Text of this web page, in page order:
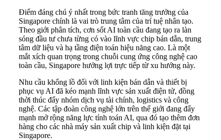
Điểm đáng chú ý nhất trong bức tranh tăng trưởng của
Singapore chính là vai trò trung tâm của trí tuệ nhân tạo.
Theo giới phân tích, cơn sốt AI toàn cầu đang tạo ra làn
sóng đầu tư chưa từng có vào lĩnh vực chip bán dẫn, trung
tâm dữ liệu và hạ tầng điện toán hiệu năng cao. Là một
mắt xích quan trọng trong chuỗi cung ứng công nghệ cao
toàn cầu, Singapore hưởng lợi trực tiếp từ xu hướng này.
Nhu cầu khổng lồ đối với linh kiện bán dẫn và thiết bị
phục vụ AI đã kéo mạnh lĩnh vực sản xuất điện tử, đồng
thời thúc đẩy nhóm dịch vụ tài chính, logistics và công
nghệ. Các tập đoàn công nghệ lớn trên thế giới đang đẩy
mạnh mở rộng năng lực tính toán AI, qua đó tạo thêm đơn
hàng cho các nhà máy sản xuất chip và linh kiện đặt tại
Singapore.